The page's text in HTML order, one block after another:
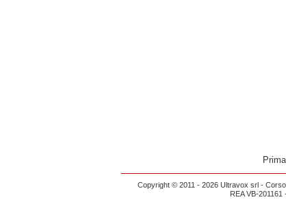
Copyright © 2011 - 2026 Ultravox srl -
REA VB-